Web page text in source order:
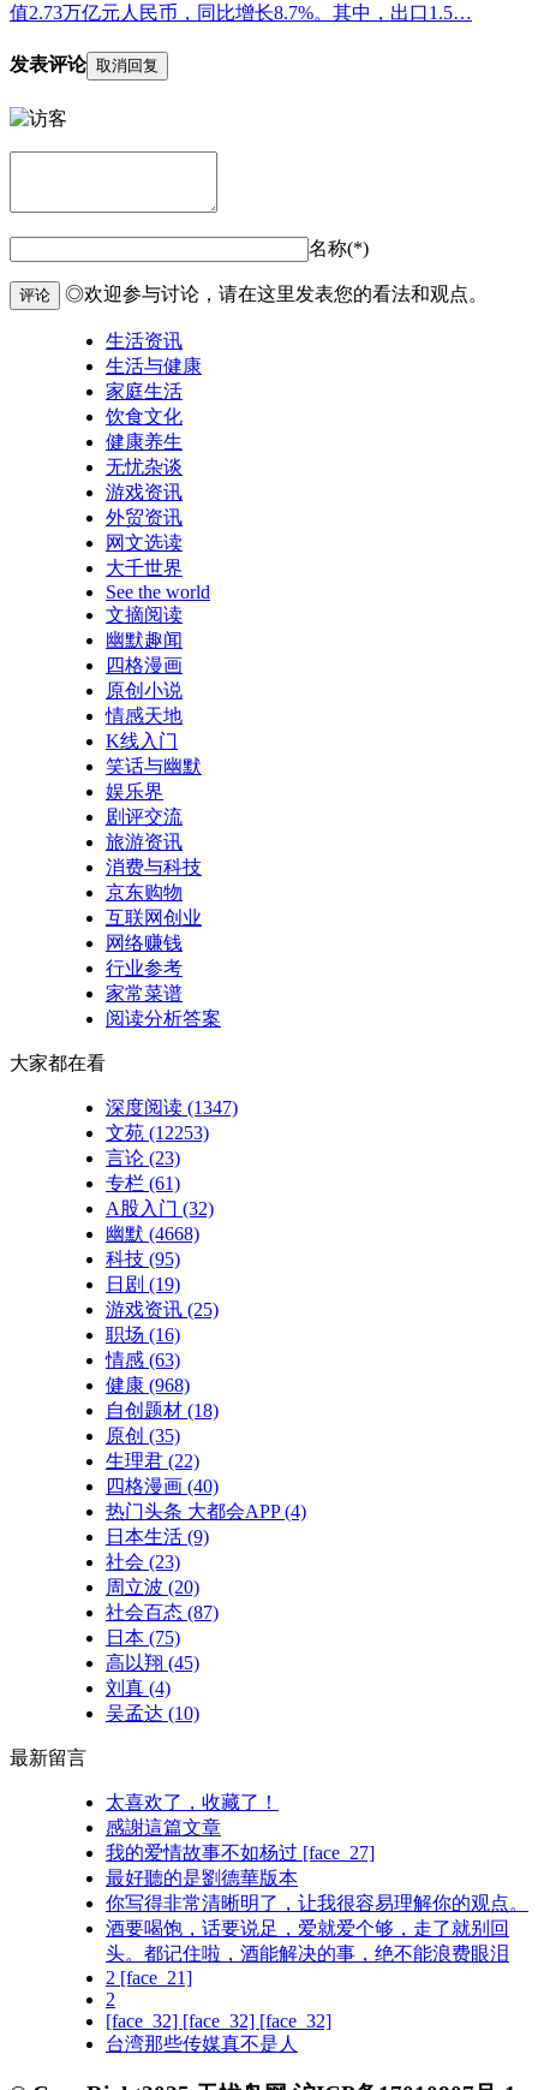
值2.73万亿元人民币，同比增长8.7%。其中，出口1.5…
发表评论 取消回复
名称(*)
评论 ◎欢迎参与讨论，请在这里发表您的看法和观点。
生活资讯
生活与健康
家庭生活
饮食文化
健康养生
无忧杂谈
游戏资讯
外贸资讯
网文选读
大千世界
See the world
文摘阅读
幽默趣闻
四格漫画
原创小说
情感天地
K线入门
笑话与幽默
娱乐界
剧评交流
旅游资讯
消费与科技
京东购物
互联网创业
网络赚钱
行业参考
家常菜谱
阅读分析答案
大家都在看
深度阅读 (1347)
文苑 (12253)
言论 (23)
专栏 (61)
A股入门 (32)
幽默 (4668)
科技 (95)
日剧 (19)
游戏资讯 (25)
职场 (16)
情感 (63)
健康 (968)
自创题材 (18)
原创 (35)
生理君 (22)
四格漫画 (40)
热门头条 大都会APP(4)
日本生活 (9)
社会 (23)
周立波 (20)
社会百态 (87)
日本 (75)
高以翔 (45)
刘真 (4)
吴孟达 (10)
最新留言
太喜欢了，收藏了！
感謝這篇文章
我的爱情故事不如杨过 [face_27]
最好聽的是劉德華版本
你写得非常清晰明了，让我很容易理解你的观点。
酒要喝饱，话要说足，爱就爱个够，走了就别回
头。都记住啦，酒能解决的事，绝不能浪费眼泪
2 [face_21]
2
[face_32] [face_32] [face_32]
台湾那些传媒真不是人